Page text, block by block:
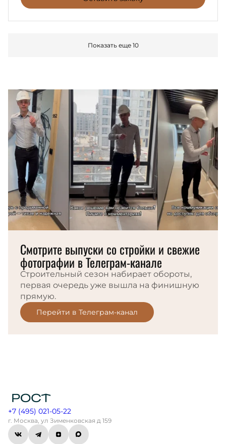
Показать еще 10
Смотрите выпуски со стройки и свежие
фотографии в Телеграм-канале
Строительный сезон набирает обороты,
первая очередь уже вышла на финишную
прямую.
Перейти в Телеграм-канал
+7 (495) 021-05-22
г. Москва, ул Зименковская д 159